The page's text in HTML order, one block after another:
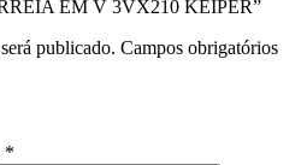
EM V 3VX210 KEIPER”
publicado. Campos obrigatórios
*